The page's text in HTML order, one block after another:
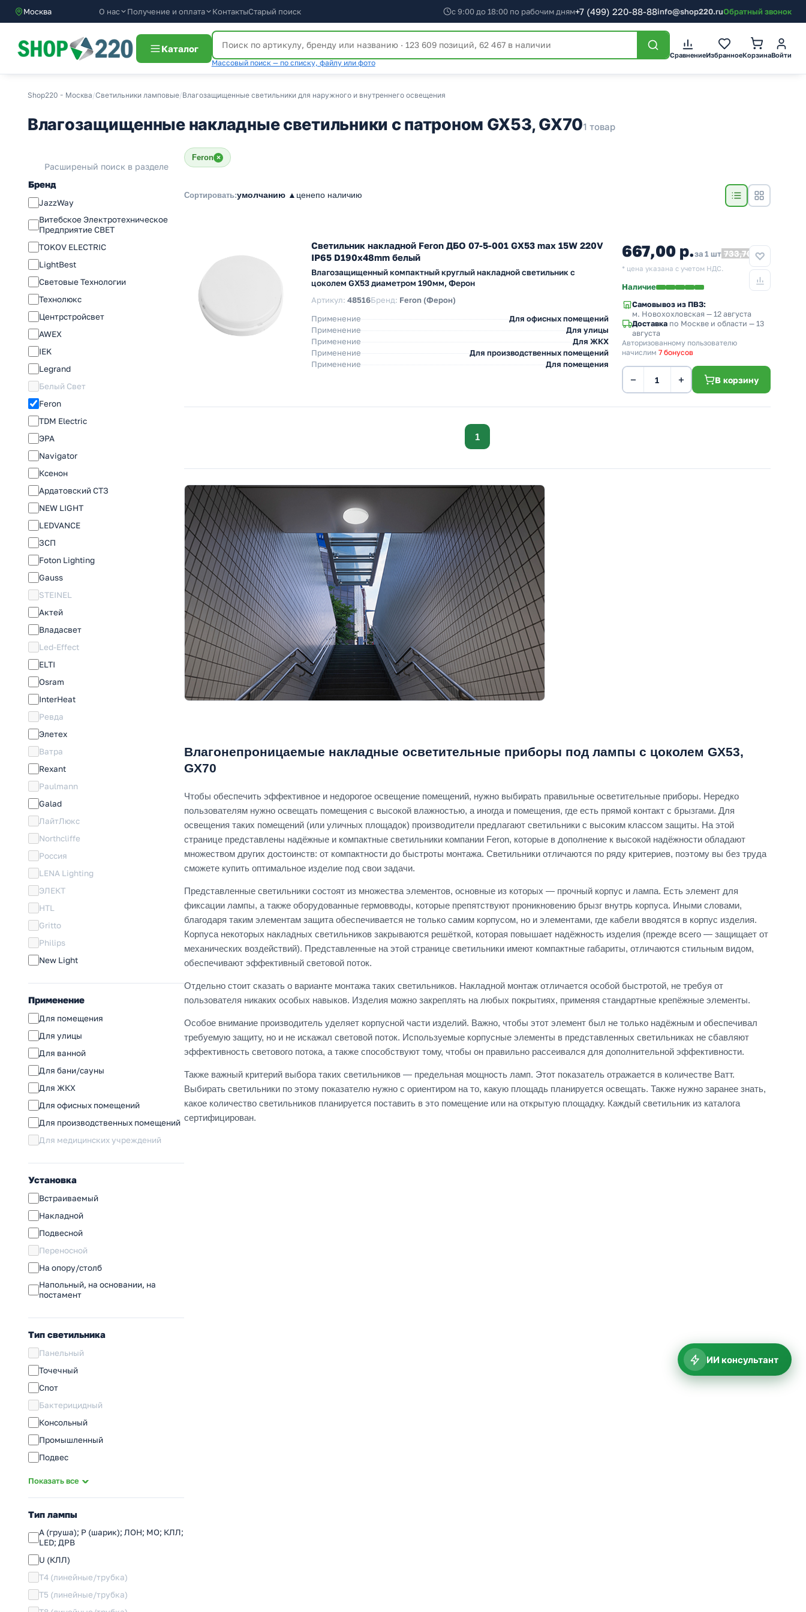
Москва О нас Получение и оплата КонтактыСтарый поиск с 9:00 до 18:00 по рабочим дням+7 (499) 220-88-88info@shop220.ruОбратный звонок
Каталог
Массовый поиск — по списку, файлу или фото
СравнениеИзбранноеКорзинаВойти
Shop220 - Москва/Светильники ламповые/Влагозащищенные светильники для наружного и внутреннего освещения
Влагозащищенные накладные светильники с патроном GX53, GX701 товар
Расширеный поиск в разделе
Бренд
JazzWay
Витебское Электротехническое
Предприятие СВЕТ
TOKOV ELECTRIC
LightBest
Световые Технологии
Технолюкс
Центрстройсвет
AWEX
IEK
Legrand
Белый Свет
Feron
TDM Electric
ЭРА
Navigator
Ксенон
Ардатовский СТЗ
NEW LIGHT
LEDVANCE
ЗСП
Foton Lighting
Gauss
STEINEL
Актей
Владасвет
Led-Effect
ELTI
Osram
InterHeat
Ревда
Элетех
Ватра
Rexant
Paulmann
Galad
ЛайтЛюкс
Northcliffe
Россия
LENA Lighting
ЭЛЕКТ
HTL
Gritto
Philips
New Light
Применение
Для помещения
Для улицы
Для ванной
Для бани/сауны
Для ЖКХ
Для офисных помещений
Для производственных помещений
Для медицинских учреждений
Установка
Встраиваемый
Накладной
Подвесной
Переносной
На опору/столб
Напольный, на основании, на
постамент
Тип светильника
Панельный
Точечный
Спот
Бактерицидный
Консольный
Промышленный
Подвес
Сигнальный
Аксессуары
Показать все
Тип лампы
A (груша); P (шарик); ЛОН; МО; КЛЛ;
LED; ДРВ
U (КЛЛ)
T4 (линейные/трубка)
T5 (линейные/трубка)
Feron ×
Сортировать:умолчанию ▲ ценепо наличию
Светильник накладной Feron ДБО 07-5-001 GX53 max 15W 220V
IP65 D190x48mm белый
Влагозащищенный компактный круглый накладной светильник с
цоколем GX53 диаметром 190мм, Ферон
Артикул: 48516Бренд: Feron (Ферон)
Применение
Для офисных помещений
Применение
Для улицы
Применение
Для ЖКХ
Применение
Для производственных помещений
Применение
Для помещения
667,00 р.за 1 шт 733,70
* цена указана с учетом НДС.
Наличие
Самовывоз из ПВЗ:
м. Новохохловская — 12 августа
Доставка по Москве и области — 13
августа
Авторизованному пользователю
начислим 7 бонусов
− + В корзину
1
Влагонепроницаемые накладные осветительные приборы под лампы с цоколем GX53,
GX70
Чтобы обеспечить эффективное и недорогое освещение помещений, нужно выбирать правильные осветительные приборы. Нередко
пользователям нужно освещать помещения с высокой влажностью, а иногда и помещения, где есть прямой контакт с брызгами. Для
освещения таких помещений (или уличных площадок) производители предлагают светильники с высоким классом защиты. На этой
странице представлены надёжные и компактные светильники компании Feron, которые в дополнение к высокой надёжности обладают
множеством других достоинств: от компактности до быстроты монтажа. Светильники отличаются по ряду критериев, поэтому вы без труда
сможете купить оптимальное изделие под свои задачи.
Представленные светильники состоят из множества элементов, основные из которых — прочный корпус и лампа. Есть элемент для
фиксации лампы, а также оборудованные гермовводы, которые препятствуют проникновению брызг внутрь корпуса. Иными словами,
благодаря таким элементам защита обеспечивается не только самим корпусом, но и элементами, где кабели вводятся в корпус изделия.
Корпуса некоторых накладных светильников закрываются решёткой, которая повышает надёжность изделия (прежде всего — защищает от
механических воздействий). Представленные на этой странице светильники имеют компактные габариты, отличаются стильным видом,
обеспечивают эффективный световой поток.
Отдельно стоит сказать о варианте монтажа таких светильников. Накладной монтаж отличается особой быстротой, не требуя от
пользователя никаких особых навыков. Изделия можно закреплять на любых покрытиях, применяя стандартные крепёжные элементы.
Особое внимание производитель уделяет корпусной части изделий. Важно, чтобы этот элемент был не только надёжным и обеспечивал
требуемую защиту, но и не искажал световой поток. Используемые корпусные элементы в представленных светильниках не сбавляют
эффективность светового потока, а также способствуют тому, чтобы он правильно рассеивался для дополнительной эффективности.
Также важный критерий выбора таких светильников — предельная мощность ламп. Этот показатель отражается в количестве Ватт.
Выбирать светильники по этому показателю нужно с ориентиром на то, какую площадь планируется освещать. Также нужно заранее знать,
какое количество светильников планируется поставить в это помещение или на открытую площадку. Каждый светильник из каталога
сертифицирован.
ИИ консультант